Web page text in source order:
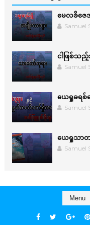
မေလခိဇ
Samuel
ငါဖြစ်သ
Samuel
ယေရှုခရစ်
Samuel
ယေရှုသာ
Samuel